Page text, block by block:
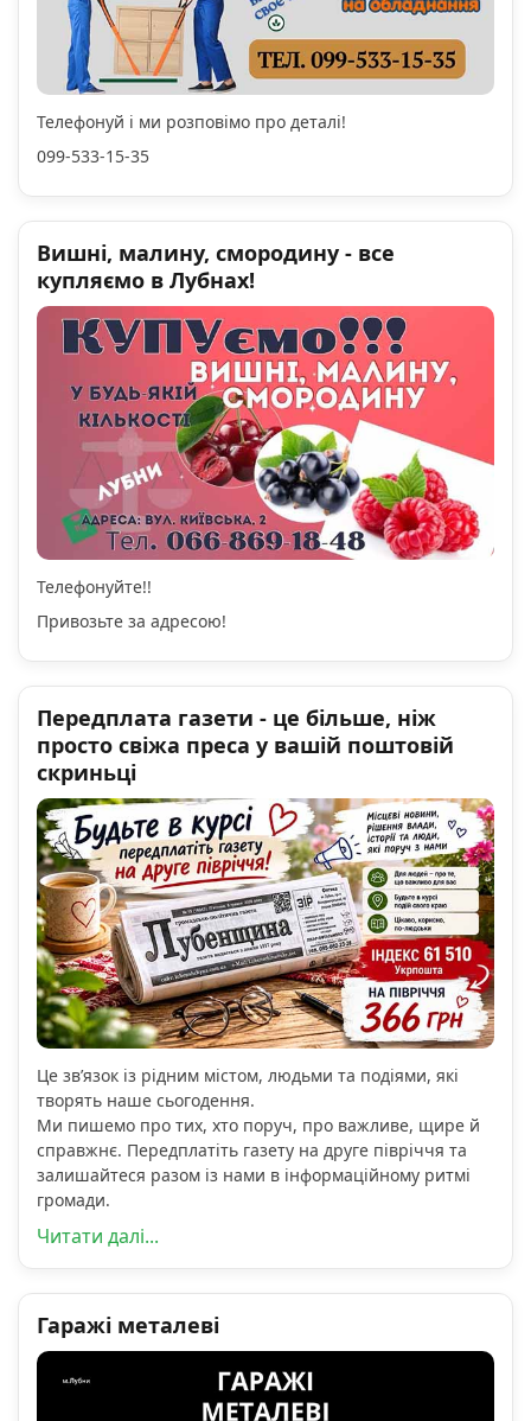
Телефонуй і ми розповімо про деталі!
099-533-15-35
Вишні, малину, смородину - все
купляємо в Лубнах!
Телефонуйте!!
Привозьте за адресою!
Передплата газети - це більше, ніж
просто свіжа преса у вашій поштовій
скриньці
Це зв’язок із рідним містом, людьми та подіями, які
творять наше сьогодення.
Ми пишемо про тих, хто поруч, про важливе, щире й
справжнє. Передплатіть газету на друге півріччя та
залишайтеся разом із нами в інформаційному ритмі
громади.
Читати далі...
Гаражі металеві